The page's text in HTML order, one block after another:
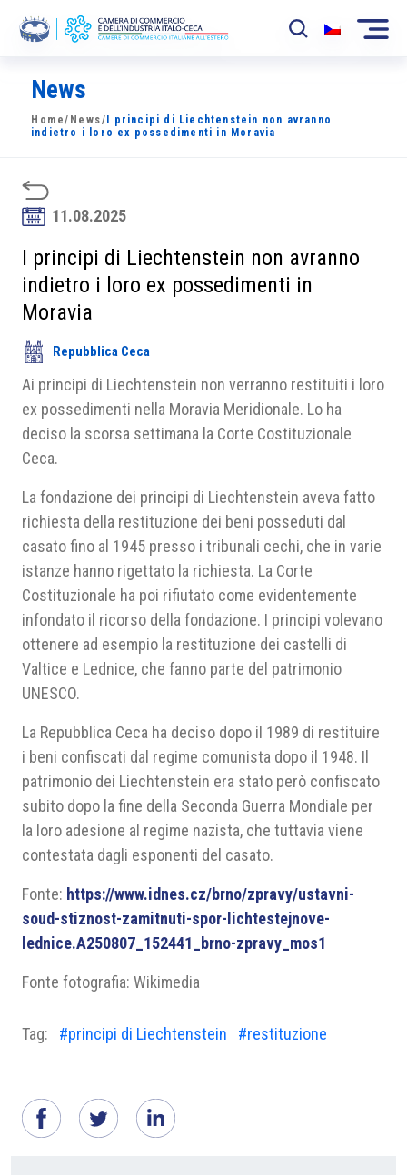
La Camera
News
Sviluppo Mercato
Soci
Partner
Area riservata
News
Home/ News/ I principi di Liechtenstein non avranno
indietro i loro ex possedimenti in Moravia
11.08.2025
I principi di Liechtenstein non avranno
indietro i loro ex possedimenti in
Moravia
Repubblica Ceca
Ai principi di Liechtenstein non verranno restituiti i loro
ex possedimenti nella Moravia Meridionale. Lo ha
deciso la scorsa settimana la Corte Costituzionale
Ceca.
La fondazione dei principi di Liechtenstein aveva fatto
richiesta della restituzione dei beni posseduti dal
casato fino al 1945 presso i tribunali cechi, che in varie
istanze hanno rigettato la richiesta. La Corte
Costituzionale ha poi rifiutato come evidentemente
infondato il ricorso della fondazione. I principi volevano
ottenere ad esempio la restituzione dei castelli di
Valtice e Lednice, che fanno parte del patrimonio
UNESCO.
La Repubblica Ceca ha deciso dopo il 1989 di restituire
i beni confiscati dal regime comunista dopo il 1948. Il
patrimonio dei Liechtenstein era stato però confiscato
subito dopo la fine della Seconda Guerra Mondiale per
la loro adesione al regime nazista, che tuttavia viene
contestata dagli esponenti del casato.
Fonte: https://www.idnes.cz/brno/zpravy/ustavni-
soud-stiznost-zamitnuti-spor-lichtestejnove-
lednice.A250807_152441_brno-zpravy_mos1
Fonte fotografia: Wikimedia
Tag: #principi di Liechtenstein #restituzione